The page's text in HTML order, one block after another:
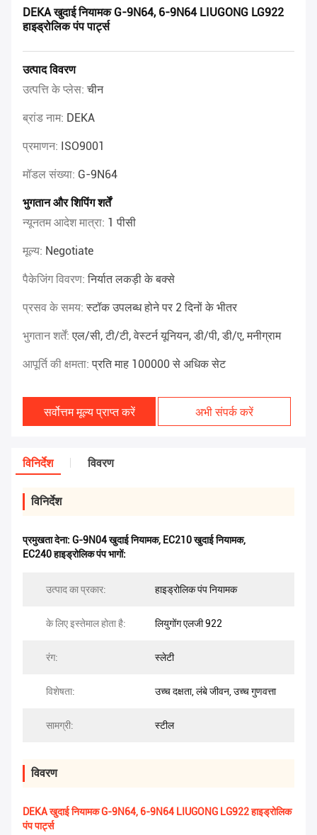
DEKA खुदाई नियामक G-9N64, 6-9N64 LIUGONG LG922
हाइड्रोलिक पंप पार्ट्स
उत्पाद विवरण
उत्पत्ति के प्लेस:चीन
ब्रांड नाम: DEKA
प्रमाणन: ISO9001
मॉडल संख्या: G-9N64
भुगतान और शिपिंग शर्तें
न्यूनतम आदेश मात्रा: 1 पीसी
मूल्य: Negotiate
पैकेजिंग विवरण:निर्यात लकड़ी के बक्से
प्रसव के समय:स्टॉक उपलब्ध होने पर 2 दिनों के भीतर
भुगतान शर्तें:एल/सी, टी/टी, वेस्टर्न यूनियन, डी/पी, डी/ए, मनीग्राम
आपूर्ति की क्षमता:प्रति माह 100000 से अधिक सेट
सर्वोत्तम मूल्य प्राप्त करें अभी संपर्क करें
विनिर्देश विवरण
विनिर्देश
प्रमुखता देना: G-9N04 खुदाई नियामक, EC210 खुदाई नियामक,
EC240 हाइड्रोलिक पंप भागों:
उत्पाद का प्रकार: हाइड्रोलिक पंप नियामक
के लिए इस्तेमाल होता है: लियुगोंग एलजी 922
रंग: स्लेटी
विशेषता: उच्च दक्षता, लंबे जीवन, उच्च गुणवत्ता
सामग्री: स्टील
विवरण
DEKA खुदाई नियामक G-9N64, 6-9N64 LIUGONG LG922 हाइड्रोलिक
पंप पार्ट्स